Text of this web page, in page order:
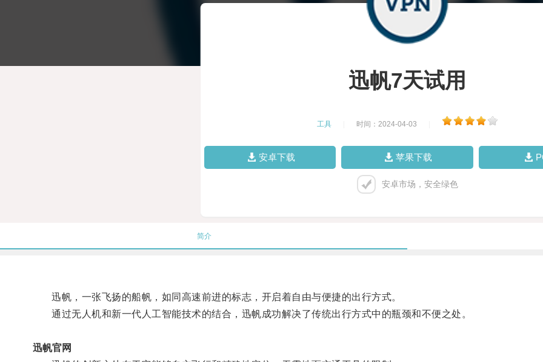
迅帆7天试用
工具 时间：2024-04-03
安卓下载 苹果下载
安卓市场，安全绿色
简介
迅帆，一张飞扬的船帆，如同高速前进的标志，开启着自由与便捷的出行方式。
通过无人机和新一代人工智能技术的结合，迅帆成功解决了传统出行方式中的瓶颈和不便之处。
迅帆官网